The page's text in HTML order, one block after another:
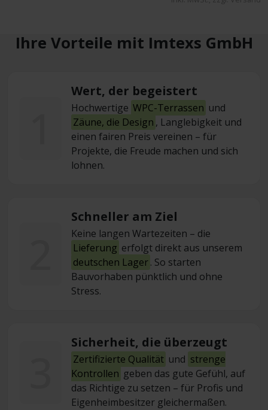
Ihre Vorteile mit Imtexs GmbH
Wert, der begeistert
Hochwertige WPC-Terrassen und
Zäune, die Design , Langlebigkeit und
einen fairen Preis vereinen – für
Projekte, die Freude machen und sich
lohnen.
Schneller am Ziel
Keine langen Wartezeiten – die
Lieferung erfolgt direkt aus unserem
deutschen Lager. So starten
Bauvorhaben pünktlich und ohne
Stress.
Sicherheit, die überzeugt
Zertifizierte Qualität und strenge
Kontrollen geben das gute Gefühl, auf
das Richtige zu setzen – für Profis und
Eigenheimbesitzer gleichermaßen.